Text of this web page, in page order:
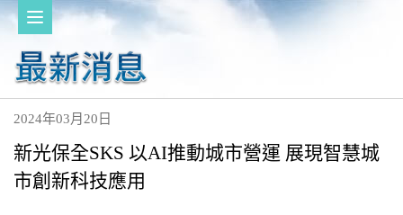
2024年03月20日
新光保全SKS 以AI推動城市營運 展現智慧城
市創新科技應用